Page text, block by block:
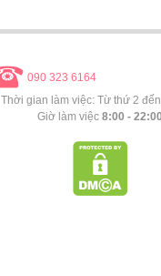
090 323 6164
Thời gian làm việc: Từ thứ 2
Giờ làm việc 8:00 - 22:00